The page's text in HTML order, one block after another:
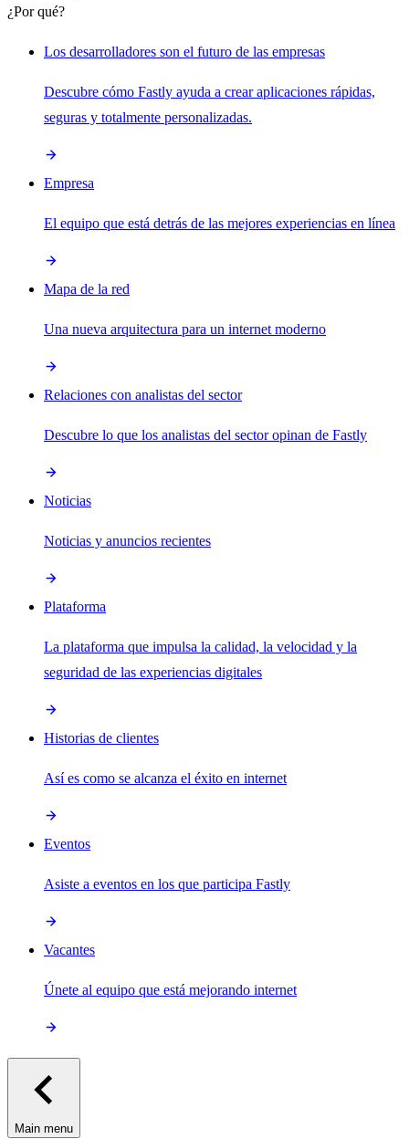
¿Por qué?
Los desarrolladores son el futuro de las empresas
Descubre cómo Fastly ayuda a crear aplicaciones rápidas,
seguras y totalmente personalizadas.
Empresa
El equipo que está detrás de las mejores experiencias en línea
Mapa de la red
Una nueva arquitectura para un internet moderno
Relaciones con analistas del sector
Descubre lo que los analistas del sector opinan de Fastly
Noticias
Noticias y anuncios recientes
Plataforma
La plataforma que impulsa la calidad, la velocidad y la
seguridad de las experiencias digitales
Historias de clientes
Así es como se alcanza el éxito en internet
Eventos
Asiste a eventos en los que participa Fastly
Vacantes
Únete al equipo que está mejorando internet
Main menu